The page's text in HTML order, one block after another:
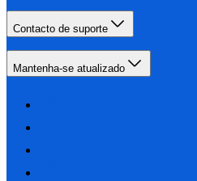
Contacto de suporte
Mantenha-se atualizado